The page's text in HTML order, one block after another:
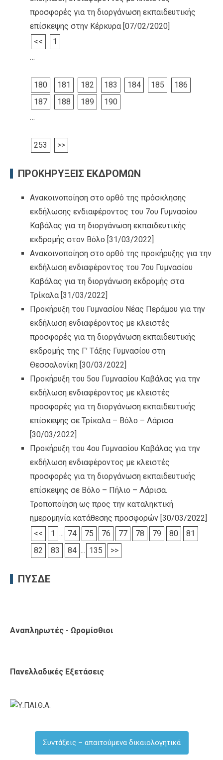
προσφορές για τη διοργάνωση εκπαιδευτικής
επίσκεψης στην Κέρκυρα [07/02/2020]
<<
1
…
180 181 182 183 184 185
186
187
188 189
190
…
253 >>
ΠΡΟΚΗΡΥΞΕΙΣ ΕΚΔΡΟΜΩΝ
Ανακοινοποίηση στο ορθό της πρόσκλησης
εκδήλωσης ενδιαφέροντος του 7ου Γυμνασίου
Καβάλας για τη διοργάνωση εκπαιδευτικής
εκδρομής στον Βόλο [31/03/2022]
Ανακοινοποίηση στο ορθό της προκήρυξης για την
εκδήλωση ενδιαφέροντος του 7ου Γυμνασίου
Καβάλας για τη διοργάνωση εκδρομής στα
Τρίκαλα [31/03/2022]
Προκήρυξη του Γυμνασίου Νέας Περάμου για την
εκδήλωση ενδιαφέροντος με κλειστές
προσφορές για τη διοργάνωση εκπαιδευτικής
εκδρομής της Γ’ Τάξης Γυμνασίου στη
Θεσσαλονίκη [30/03/2022]
Προκήρυξη του 5ου Γυμνασίου Καβάλας για την
εκδήλωση ενδιαφέροντος με κλειστές
προσφορές για τη διοργάνωση εκπαιδευτικής
επίσκεψης σε Τρίκαλα – Βόλο – Λάρισα
[30/03/2022]
Προκήρυξη του 4ου Γυμνασίου Καβάλας για την
εκδήλωση ενδιαφέροντος με κλειστές
προσφορές για τη διοργάνωση εκπαιδευτικής
επίσκεψης σε Βόλο – Πήλιο – Λάρισα.
Τροποποίηση ως προς την καταληκτική
ημερομηνία κατάθεσης προσφορών [30/03/2022]
<<
1 ... 74 75 76 77 78 79 80
81
82
83 84 ... 135 >>
ΠΥΣΔΕ
Αναπληρωτές - Ωρομίσθιοι
Πανελλαδικές Εξετάσεις
Συντάξεις – απαιτούμενα δικαιολογητικά